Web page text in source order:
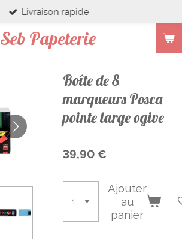
Seb Papeterie
Livraison rapide
Boîte de 8
marqueurs Posca
pointe large ogive
39,90 €
Ajouter
au
panier